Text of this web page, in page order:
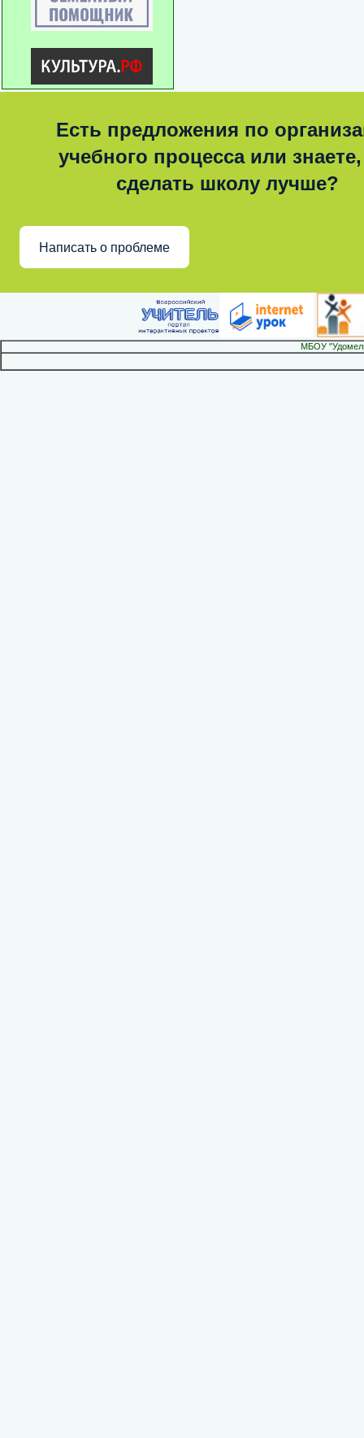
Есть предложения по
учебного процесса или знаете,
сделать школу лучше?
Написать о проблеме
МБОУ